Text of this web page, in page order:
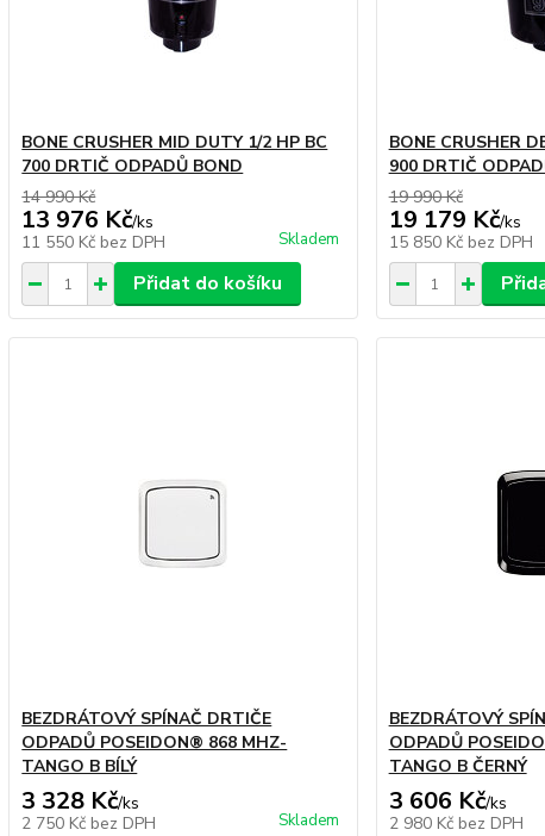
BONE CRUSHER MID DUTY 1/2 HP BC
700 DRTIČ ODPADŮ BOND
14 990 Kč
13 976 Kč/ks
11 550 Kč bez DPH Skladem
Přidat do košíku
BONE CRUSHER
900 DRTIČ
19 990 Kč
19 179 Kč/ks
15 850 Kč bez DPH
BEZDRÁTOVÝ SPÍNAČ DRTIČE
ODPADŮ POSEIDON® 868 MHZ-
TANGO B BÍLÝ
3 328 Kč/ks
2 750 Kč bez DPH Skladem
BEZDRÁTOVÝ
ODPADŮ
TANGO B ČERNÝ
3 606 Kč/ks
2 980 Kč bez DPH